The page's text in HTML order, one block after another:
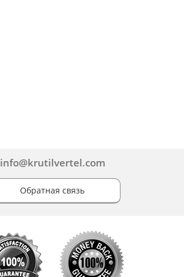
info@krutilvertel.com
Обратная связь